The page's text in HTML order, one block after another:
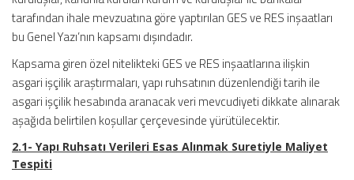
tarafından ihale mevzuatına göre yaptırılan GES ve RES inşaatları
bu Genel Yazı’nın kapsamı dışındadır.
Kapsama giren özel nitelikteki GES ve RES inşaatlarına ilişkin
asgari işçilik araştırmaları, yapı ruhsatının düzenlendiği tarih ile
asgari işçilik hesabında aranacak veri mevcudiyeti dikkate alınarak
aşağıda belirtilen koşullar çerçevesinde yürütülecektir.
2.1- Yapı Ruhsatı Verileri Esas Alınmak Suretiyle Maliyet
Tespiti